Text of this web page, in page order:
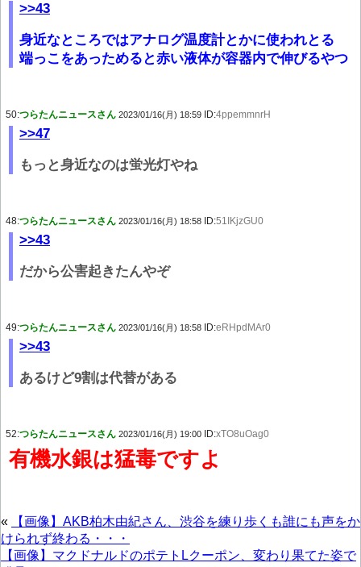
>>43
身近なところではアナログ温度計とかに使われとる
端っこをあっためると赤い液体が容器内で伸びるやつ
50:つらたんニュースさん 2023/01/16(月) 18:59 ID:4ppemmnrH
>>47
もっと身近なのは蛍光灯やね
48:つらたんニュースさん 2023/01/16(月) 18:58 ID:51IKjzGU0
>>43
だから公害起きたんやぞ
49:つらたんニュースさん 2023/01/16(月) 18:58 ID:eRHpdMAr0
>>43
あるけど9割は代替がある
52:つらたんニュースさん 2023/01/16(月) 19:00 ID:xTO8uOag0
有機水銀は猛毒ですよ
«
【画像】AKB柏木由紀さん、渋谷を練り歩くも誰にも声をか
けられず終わる・・・
【画像】マクドナルドのポテトLクーポン、変わり果てた姿で